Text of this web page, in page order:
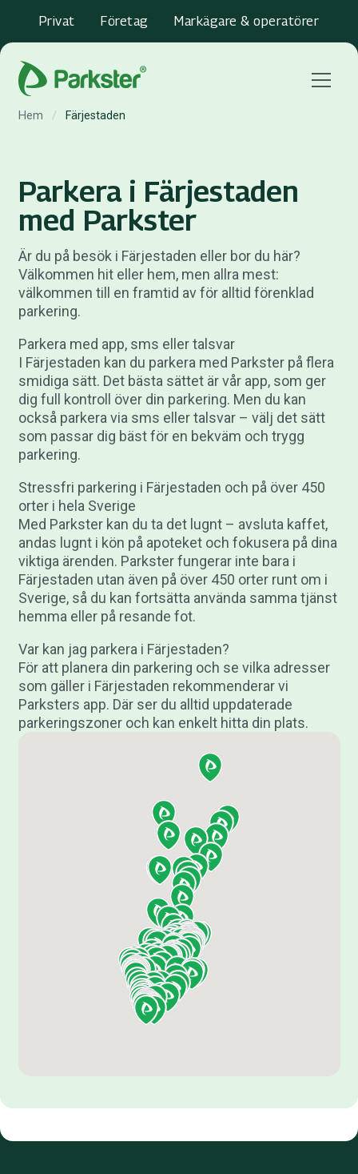
Privat Företag Markägare & operatörer
Menu
Hem / Färjestaden
Parkera i Färjestaden
med Parkster
Är du på besök i Färjestaden eller bor du här?
Välkommen hit eller hem, men allra mest:
välkommen till en framtid av för alltid förenklad
parkering.
Parkera med app, sms eller talsvar
I Färjestaden kan du parkera med Parkster på flera
smidiga sätt. Det bästa sättet är vår app, som ger
dig full kontroll över din parkering. Men du kan
också parkera via sms eller talsvar – välj det sätt
som passar dig bäst för en bekväm och trygg
parkering.
Stressfri parkering i Färjestaden och på över 450
orter i hela Sverige
Med Parkster kan du ta det lugnt – avsluta kaffet,
andas lugnt i kön på apoteket och fokusera på dina
viktiga ärenden. Parkster fungerar inte bara i
Färjestaden utan även på över 450 orter runt om i
Sverige, så du kan fortsätta använda samma tjänst
hemma eller på resande fot.
Var kan jag parkera i Färjestaden?
För att planera din parkering och se vilka adresser
som gäller i Färjestaden rekommenderar vi
Parksters app. Där ser du alltid uppdaterade
parkeringszoner och kan enkelt hitta din plats.